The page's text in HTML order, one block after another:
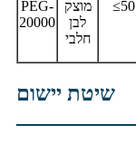
PEG-
20000
מוצק
לבן
חלבי
≤50
שיטת יישום